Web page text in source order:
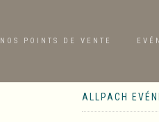
NOS POINTS DE VENTE
ALLPACH